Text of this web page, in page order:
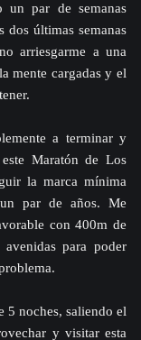
un par de semanas
dos últimas semanas
arriesgarme a una
mente cargadas y el
a terminar y
Maratón de Los
la marca mínima
par de años. Me
con 400m de
para poder
5 noches, saliendo el
y visitar esta